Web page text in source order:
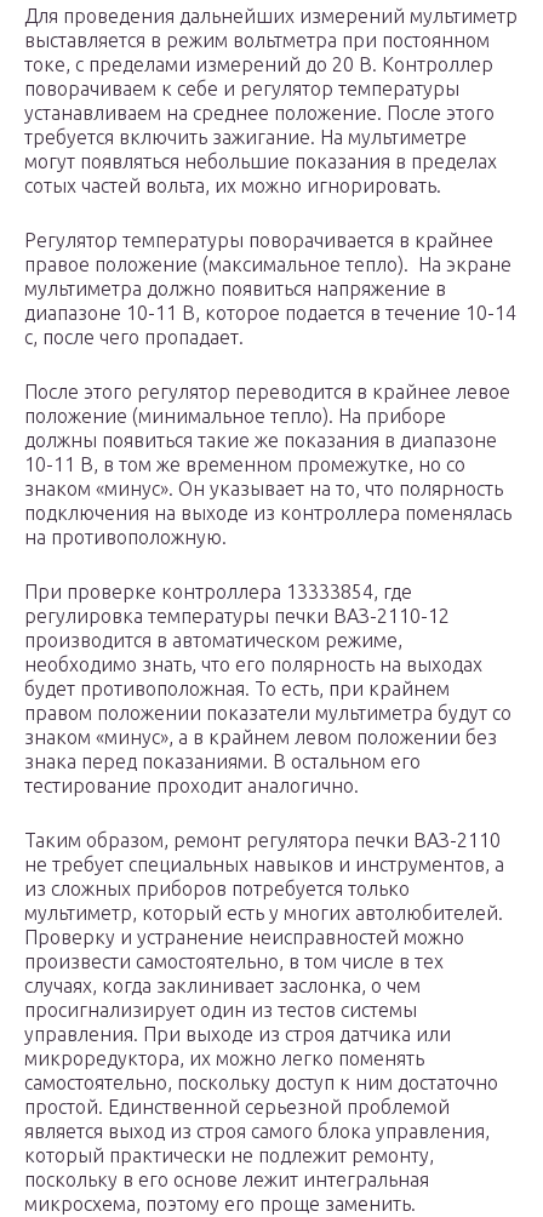
Для проведения дальнейших измерений мультиметр
выставляется в режим вольтметра при постоянном
токе, с пределами измерений до 20 В. Контроллер
поворачиваем к себе и регулятор температуры
устанавливаем на среднее положение. После этого
требуется включить зажигание. На мультиметре
могут появляться небольшие показания в пределах
сотых частей вольта, их можно игнорировать.
Регулятор температуры поворачивается в крайнее
правое положение (максимальное тепло). На экране
мультиметра должно появиться напряжение в
диапазоне 10-11 В, которое подается в течение 10-14
с, после чего пропадает.
После этого регулятор переводится в крайнее левое
положение (минимальное тепло). На приборе
должны появиться такие же показания в диапазоне
10-11 В, в том же временном промежутке, но со
знаком «минус». Он указывает на то, что полярность
подключения на выходе из контроллера поменялась
на противоположную.
При проверке контроллера 13333854, где
регулировка температуры печки ВАЗ-2110-12
производится в автоматическом режиме,
необходимо знать, что его полярность на выходах
будет противоположная. То есть, при крайнем
правом положении показатели мультиметра будут со
знаком «минус», а в крайнем левом положении без
знака перед показаниями. В остальном его
тестирование проходит аналогично.
Таким образом, ремонт регулятора печки ВАЗ-2110
не требует специальных навыков и инструментов, а
из сложных приборов потребуется только
мультиметр, который есть у многих автолюбителей.
Проверку и устранение неисправностей можно
произвести самостоятельно, в том числе в тех
случаях, когда заклинивает заслонка, о чем
просигнализирует один из тестов системы
управления. При выходе из строя датчика или
микроредуктора, их можно легко поменять
самостоятельно, поскольку доступ к ним достаточно
простой. Единственной серьезной проблемой
является выход из строя самого блока управления,
который практически не подлежит ремонту,
поскольку в его основе лежит интегральная
микросхема, поэтому его проще заменить.